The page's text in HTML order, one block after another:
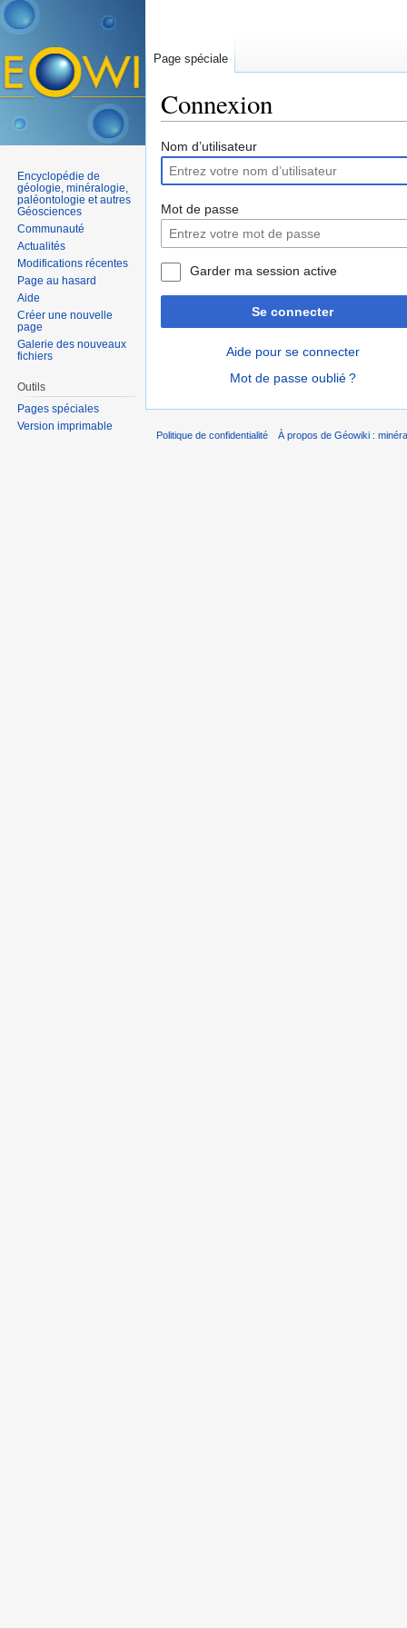
Connexion
Nom d’utilisateur
Mot de passe
Garder ma session active
Se connecter
Aide pour se connecter
Mot de passe oublié ?
Page spéciale
Encyclopédie de
géologie, minéralogie,
paléontologie et autres
Géosciences
Communauté
Actualités
Modifications récentes
Page au hasard
Aide
Créer une nouvelle
page
Galerie des nouveaux
fichiers
Outils
Pages spéciales
Version imprimable
Politique de confidentialité À propos de Géowiki :